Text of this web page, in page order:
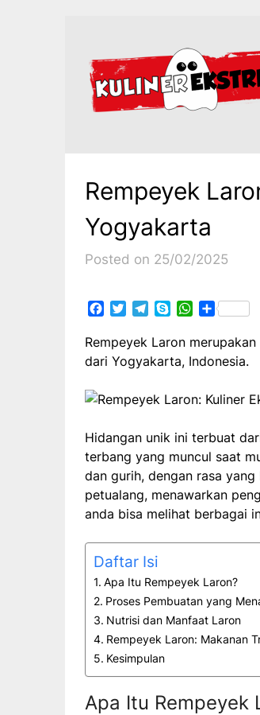
Rempeyek
Yogyakarta
Posted on 25/02/2025
Facebook
TwitterTelegram
SkypeWhatsApp
Share
Rempeyek Laron
dari Yogyakarta, Indonesia.
Hidangan unik ini terbuat
terbang yang muncul saat
dan gurih, dengan rasa
petualang, menawarkan
anda bisa melihat berbagai
Daftar Isi
Apa Itu Rempeyek Laron?
Proses Pembuatan yang
Nutrisi dan Manfaat Laron
Rempeyek Laron: Makanan
Kesimpulan
Apa Itu Rempeyek